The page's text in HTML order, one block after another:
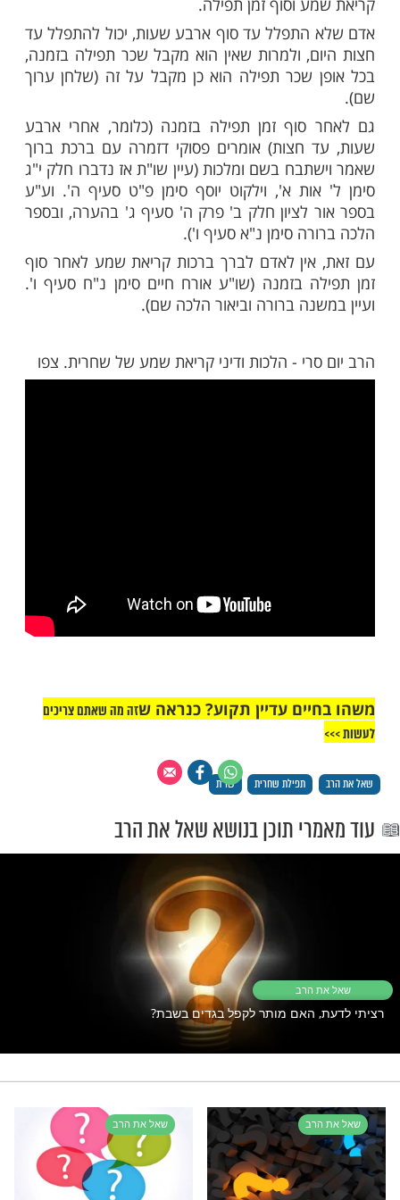
שלנו בתהיליםבלחיצה כאן >>>​
יש לקרוא עד זמן סוף שלוש שעות מתחילת
ערוך אורח חיים סימן נ"ח סעיף א'). ותפילת
להתפלל עד סוף ארבע שעות מתחילת היום
אורח חיים סימן פ"ט סעיף א'). זמן זה יכול
ליום ומאזור לאזור, ומשום כך עליך לבדוק
של אזור מגוריך, על מנת לדעת מתי סוף זמן
וסוף זמן תפילה.
עד סוף ארבע שעות, יכול להתפלל עד
ולמרות שאין הוא מקבל שכר תפילה בזמנה,
שכר תפילה הוא כן מקבל על זה (שלחן ערוך
זמן תפילה בזמנה (כלומר, אחרי ארבע
חצות) אומרים פסוקי דזמרה עם ברכת ברוך
תפילת שחרית שו"ת
עדיין תקוע? כנראה שזה מה שאתם צריכים